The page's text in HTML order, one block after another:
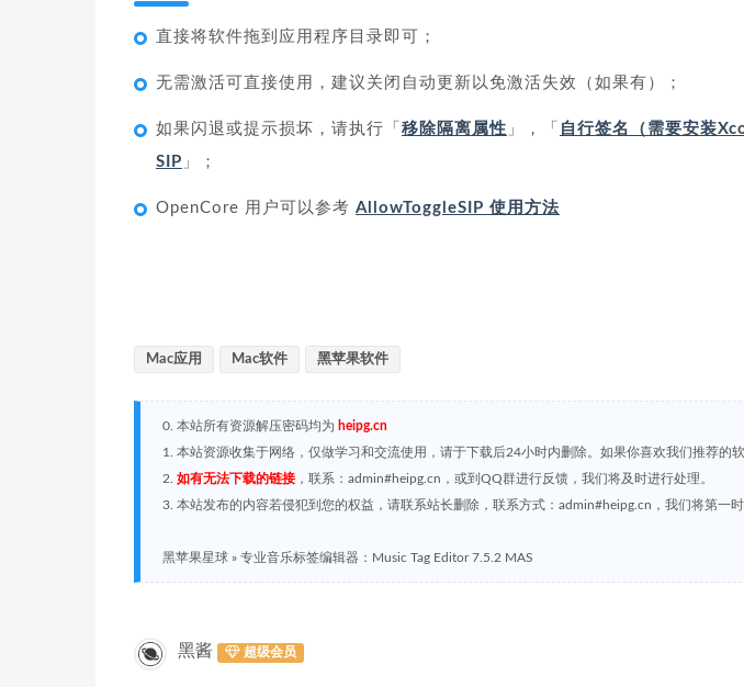
直接将软件拖到应用程序目录即可；
无需激活可直接使用，建议关闭自动更新以免激活失效（如果有）；
如果闪退或提示损坏，请执行「 移除隔离属性 」，「 自行签名（需要安装
SIP 」；
OpenCore 用户可以参考 AllowToggleSIP 使用方法
Mac应用 Mac软件 黑苹果软件
0. 本站所有资源解压密码均为 heipg.cn
1. 本站资源收集于网络，仅做学习和交流使用，请于下载后24小时内删除。如果你喜欢我们推荐的
2. 如有无法下载的链接，联系：admin#heipg.cn，或到QQ群进行反馈，我们将及时进行处理。
3. 本站发布的内容若侵犯到您的权益，请联系站长删除，联系方式：admin#heipg.cn，我们将第一时
黑苹果星球 » 专业音乐标签编辑器：Music Tag Editor 7.5.2 MAS
黑酱 超级会员